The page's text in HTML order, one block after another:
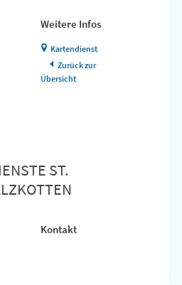
Weitere Infos
Kartendienst
Zurück zur
Übersicht
ST.
Kontakt